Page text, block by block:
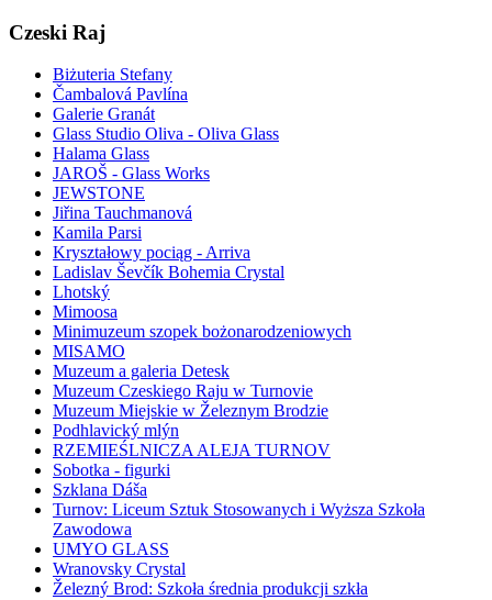
Czeski Raj
Biżuteria Stefany
Čambalová Pavlína
Galerie Granát
Glass Studio Oliva - Oliva Glass
Halama Glass
JAROŠ - Glass Works
JEWSTONE
Jiřina Tauchmanová
Kamila Parsi
Kryształowy pociąg - Arriva
Ladislav Ševčík Bohemia Crystal
Lhotský
Mimoosa
Minimuzeum szopek bożonarodzeniowych
MISAMO
Muzeum a galeria Detesk
Muzeum Czeskiego Raju w Turnovie
Muzeum Miejskie w Železnym Brodzie
Podhlavický mlýn
RZEMIEŚLNICZA ALEJA TURNOV
Sobotka - figurki
Szklana Dáša
Turnov: Liceum Sztuk Stosowanych i Wyższa Szkoła
Zawodowa
UMYO GLASS
Wranovsky Crystal
Železný Brod: Szkoła średnia produkcji szkła